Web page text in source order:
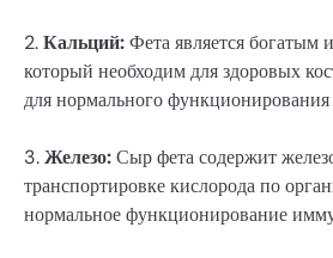
2.Кальций:Фета является богатым
который необходим для здоровых
для нормального
3.Железо:Сыр фета содержит
транспортировке кислорода по
нормальное функционирование